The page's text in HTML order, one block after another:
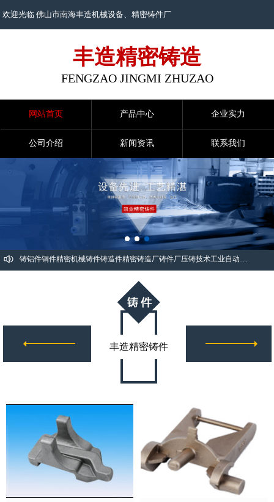
欢迎光临 佛山市南海丰造机械设备、精密铸件厂
丰造精密铸造
FENGZAO JINGMI ZHUZAO
网站首页 产品中心 企业实力
公司介绍 新闻资讯 联系我们
铸铝件铜件精密机械铸件铸造件精密铸造厂铸件厂压铸技术工业自动化精密铸件
丰造精密铸件